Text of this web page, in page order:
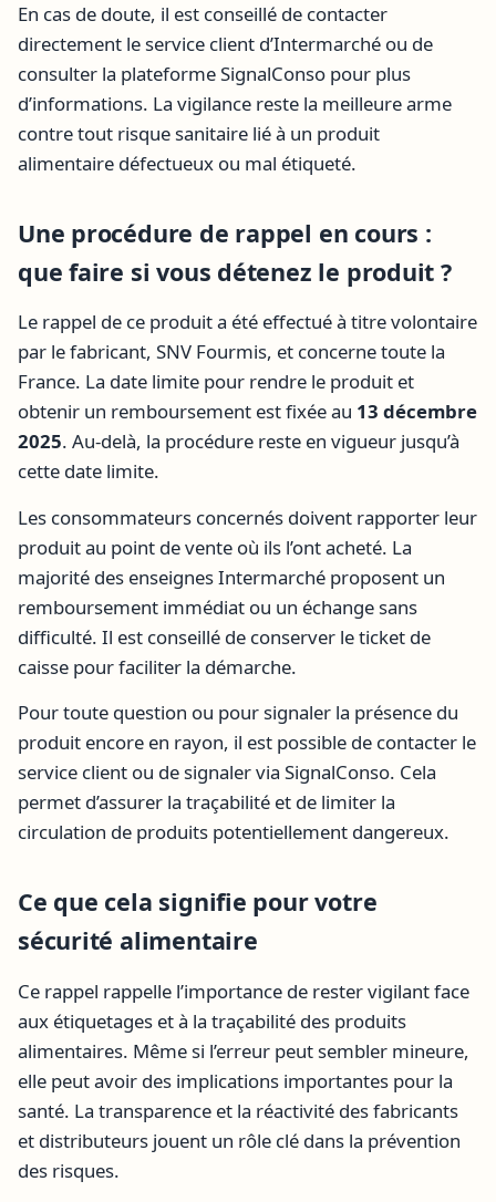
En cas de doute, il est conseillé de contacter
directement le service client d’Intermarché ou de
consulter la plateforme SignalConso pour plus
d’informations. La vigilance reste la meilleure arme
contre tout risque sanitaire lié à un produit
alimentaire défectueux ou mal étiqueté.
Une procédure de rappel en cours :
que faire si vous détenez le produit ?
Le rappel de ce produit a été effectué à titre volontaire
par le fabricant, SNV Fourmis, et concerne toute la
France. La date limite pour rendre le produit et
obtenir un remboursement est fixée au 13 décembre
2025. Au-delà, la procédure reste en vigueur jusqu’à
cette date limite.
Les consommateurs concernés doivent rapporter leur
produit au point de vente où ils l’ont acheté. La
majorité des enseignes Intermarché proposent un
remboursement immédiat ou un échange sans
difficulté. Il est conseillé de conserver le ticket de
caisse pour faciliter la démarche.
Pour toute question ou pour signaler la présence du
produit encore en rayon, il est possible de contacter le
service client ou de signaler via SignalConso. Cela
permet d’assurer la traçabilité et de limiter la
circulation de produits potentiellement dangereux.
Ce que cela signifie pour votre
sécurité alimentaire
Ce rappel rappelle l’importance de rester vigilant face
aux étiquetages et à la traçabilité des produits
alimentaires. Même si l’erreur peut sembler mineure,
elle peut avoir des implications importantes pour la
santé. La transparence et la réactivité des fabricants
et distributeurs jouent un rôle clé dans la prévention
des risques.